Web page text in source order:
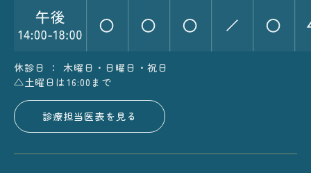
休診日 ： 木曜日・日曜日・祝日
△土曜日は16:00まで
診療担当医表を見る